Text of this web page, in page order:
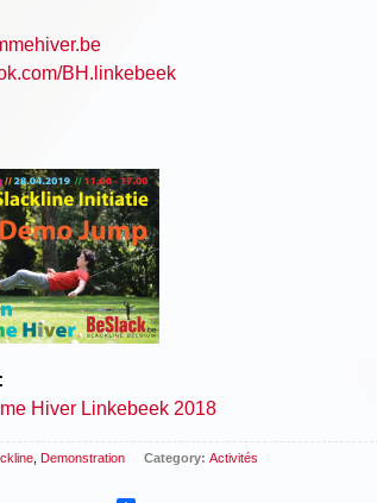
BH.linkebeek
Hiver Linkebeek 2018
Demonstration Category: Activités